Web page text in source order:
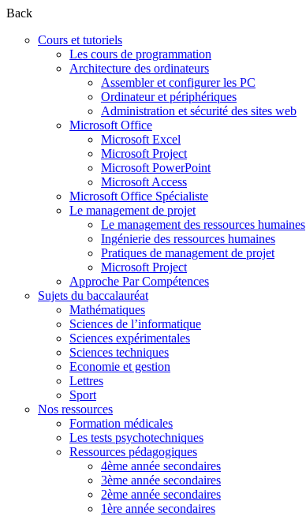
Back
Cours et tutoriels
Les cours de programmation
Architecture des ordinateurs
Assembler et configurer les PC
Ordinateur et périphériques
Administration et sécurité des sites web
Microsoft Office
Microsoft Excel
Microsoft Project
Microsoft PowerPoint
Microsoft Access
Microsoft Office Spécialiste
Le management de projet
Le management des ressources humaines
Ingénierie des ressources humaines
Pratiques de management de projet
Microsoft Project
Approche Par Compétences
Sujets du baccalauréat
Mathématiques
Sciences de l’informatique
Sciences expérimentales
Sciences techniques
Economie et gestion
Lettres
Sport
Nos ressources
Formation médicales
Les tests psychotechniques
Ressources pédagogiques
4ème année secondaires
3ème année secondaires
2ème année secondaires
1ère année secondaires